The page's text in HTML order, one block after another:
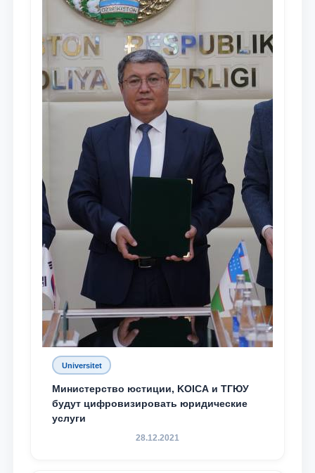
Universitet
Министерство юстиции, KOICA и ТГЮУ
будут цифровизировать юридические
услуги
28.12.2021